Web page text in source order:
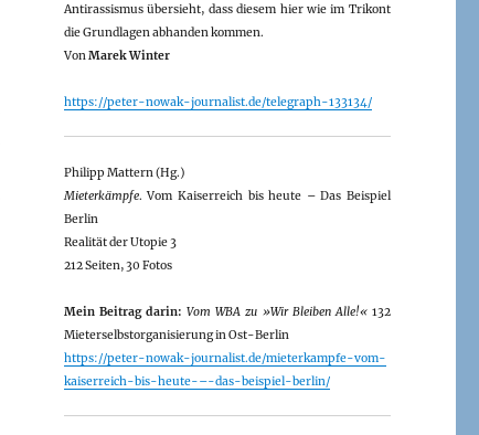
Antirassismus übersieht, dass diesem hier wie im Trikont
die Grundlagen abhanden kommen.
VonMarek Winter
https://peter-nowak-journalist.de/telegraph-133134/
Philipp Mattern (Hg.)
Mieterkämpfe. Vom Kaiserreich bis heute – Das Beispiel
Berlin
Realität der Utopie 3
212 Seiten, 30 Fotos
Mein Beitrag darin: Vom WBA zu »Wir Bleiben Alle!«132
Mieterselbstorganisierung in Ost-Berlin
https://peter-nowak-journalist.de/mieterkampfe-vom-
kaiserreich-bis-heute-–-das-beispiel-berlin/